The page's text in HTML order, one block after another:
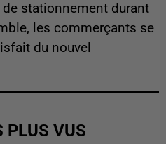
stationnement durant
les commerçants se
du nouvel
PLUS VUS